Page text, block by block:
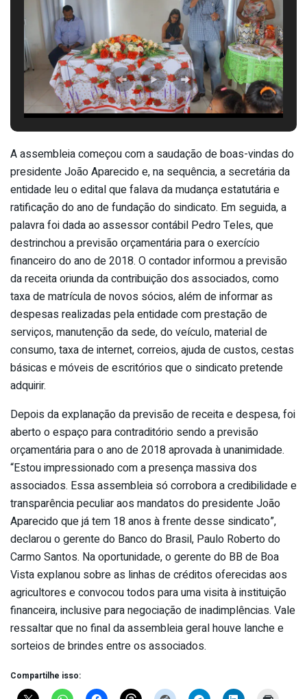
A assembleia começou com a saudação de boas-vindas do
presidente João Aparecido e, na sequência, a secretária da
entidade leu o edital que falava da mudança estatutária e
ratificação do ano de fundação do sindicato. Em seguida, a
palavra foi dada ao assessor contábil Pedro Teles, que
destrinchou a previsão orçamentária para o exercício
financeiro do ano de 2018. O contador informou a previsão
da receita oriunda da contribuição dos associados, como
taxa de matrícula de novos sócios, além de informar as
despesas realizadas pela entidade com prestação de
serviços, manutenção da sede, do veículo, material de
consumo, taxa de internet, correios, ajuda de custos, cestas
básicas e móveis de escritórios que o sindicato pretende
adquirir.
Depois da explanação da previsão de receita e despesa, foi
aberto o espaço para contraditório sendo a previsão
orçamentária para o ano de 2018 aprovada à unanimidade.
“Estou impressionado com a presença massiva dos
associados. Essa assembleia só corrobora a credibilidade e
transparência peculiar aos mandatos do presidente João
Aparecido que já tem 18 anos à frente desse sindicato”,
declarou o gerente do Banco do Brasil, Paulo Roberto do
Carmo Santos. Na oportunidade, o gerente do BB de Boa
Vista explanou sobre as linhas de créditos oferecidas aos
agricultores e convocou todos para uma visita à instituição
financeira, inclusive para negociação de inadimplências. Vale
ressaltar que no final da assembleia geral houve lanche e
sorteios de brindes entre os associados.
Compartilhe isso: